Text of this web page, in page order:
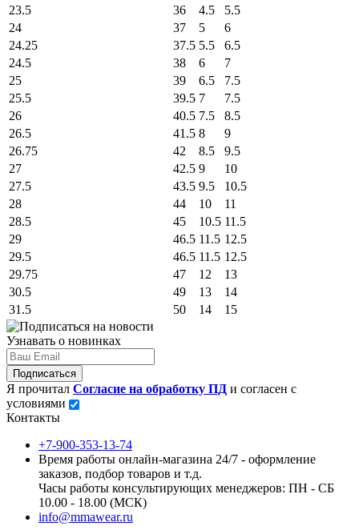
23.5
36 4.5
5.5
24
37 5
6
24.25
37.5 5.5
6.5
24.5
38 6
7
25
39 6.5
7.5
25.5
39.5 7
7.5
26
40.5 7.5
8.5
26.5
41.5 8
9
26.75
42 8.5
9.5
27
42.5 9
10
27.5
43.5 9.5
10.5
28
44 10
11
28.5
45 10.5 11.5
29
46.5 11.5 12.5
29.5
46.5 11.5 12.5
29.75
47 12
13
30.5
49 13
14
31.5
50 14 15
Узнавать о новинках
Подписаться
Я прочитал Согласие на обработку ПД и согласен с
условиями
Контакты
+7-900-353-13-74
Время работы онлайн-магазина 24/7 - оформление
заказов, подбор товаров и т.д.
Часы работы консультирующих менеджеров: ПН - СБ
10.00 - 18.00 (МСК)
info@mmawear.ru